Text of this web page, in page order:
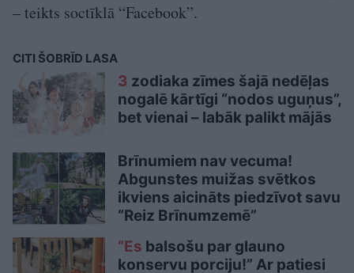
– teikts soctīklā “Facebook”.
CITI ŠOBRĪD LASA
3 zodiaka zīmes šajā nedēļas
nogalē kārtīgi “nodos uguņus”,
bet vienai – labāk palikt mājās
Brīnumiem nav vecuma!
Abgunstes muižas svētkos
ikviens aicināts piedzīvot savu
“Reiz Brīnumzemē”
“Es balsošu par glauno
konservu porciju!” Ar patiesi